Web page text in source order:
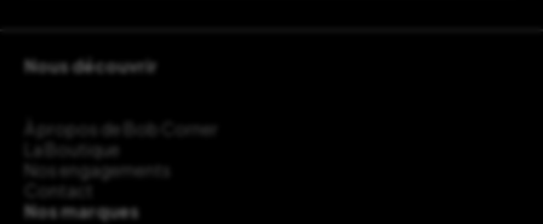
Nous découvrir
À propos de Bob Corner
La Boutique
Nos engagements
Contact
Nos marques